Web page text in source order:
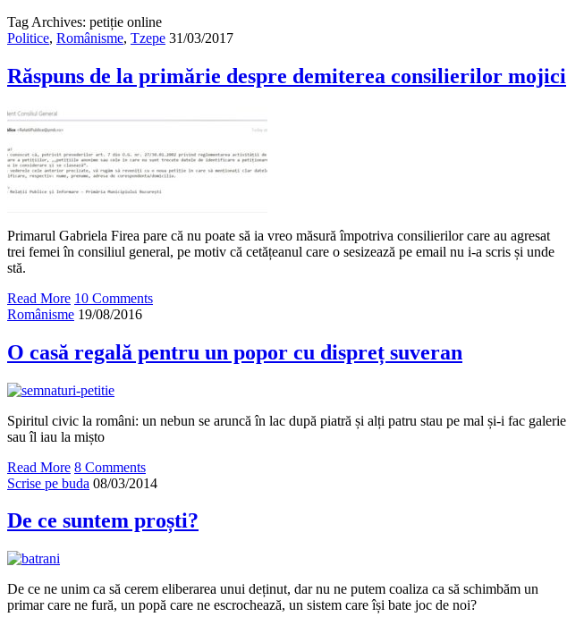
Tag Archives: petiție online
Politice, Românisme, Tzepe 31/03/2017
Răspuns de la primărie despre demiterea consilierilor mojici
Primarul Gabriela Firea pare că nu poate să ia vreo măsură împotriva consilierilor care au agresat
trei femei în consiliul general, pe motiv că cetățeanul care o sesizează pe email nu i-a scris și unde
stă.
Read More 10 Comments
Românisme 19/08/2016
O casă regală pentru un popor cu dispreț suveran
Spiritul civic la români: un nebun se aruncă în lac după piatră și alți patru stau pe mal și-i fac galerie
sau îl iau la mișto
Read More 8 Comments
Scrise pe buda 08/03/2014
De ce suntem proști?
De ce ne unim ca să cerem eliberarea unui deținut, dar nu ne putem coaliza ca să schimbăm un
primar care ne fură, un popă care ne escrochează, un sistem care își bate joc de noi?